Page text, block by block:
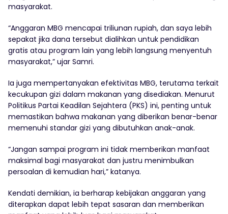
masyarakat.
“Anggaran MBG mencapai triliunan rupiah, dan saya lebih
sepakat jika dana tersebut dialihkan untuk pendidikan
gratis atau program lain yang lebih langsung menyentuh
masyarakat,” ujar Samri.
Ia juga mempertanyakan efektivitas MBG, terutama terkait
kecukupan gizi dalam makanan yang disediakan. Menurut
Politikus Partai Keadilan Sejahtera (PKS) ini, penting untuk
memastikan bahwa makanan yang diberikan benar-benar
memenuhi standar gizi yang dibutuhkan anak-anak.
“Jangan sampai program ini tidak memberikan manfaat
maksimal bagi masyarakat dan justru menimbulkan
persoalan di kemudian hari,” katanya.
Kendati demikian, ia berharap kebijakan anggaran yang
diterapkan dapat lebih tepat sasaran dan memberikan